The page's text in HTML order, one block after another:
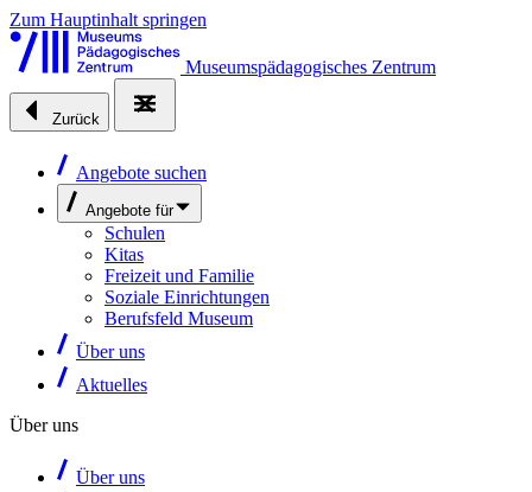
Zum Hauptinhalt springen
Museumspädagogisches Zentrum
Zurück
Angebote suchen
Angebote für
Schulen
Kitas
Freizeit und Familie
Soziale Einrichtungen
Berufsfeld Museum
Über uns
Aktuelles
Über uns
Über uns